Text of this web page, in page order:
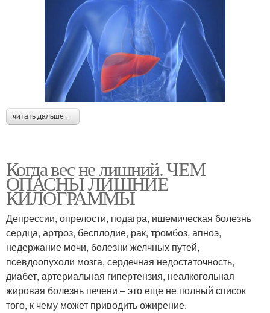
читать дальше →
Когда вес не лишний. ЧЕМ
ОПАСНЫ ЛИШНИЕ
КИЛОГРАММЫ
Депрессии, опрелости, подагра, ишемическая болезнь
сердца, артроз, бесплодие, рак, тромбоз, апноэ,
недержание мочи, болезни желчных путей,
псевдоопухоли мозга, сердечная недостаточность,
диабет, артериальная гипертензия, неалкогольная
жировая болезнь печени – это еще не полный список
того, к чему может приводить ожирение.